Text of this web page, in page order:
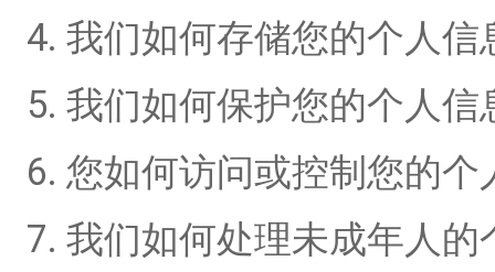
4. 我们如何存储您的个人信
5. 我们如何保护您的个人信
6. 您如何访问或控制您的个
7. 我们如何处理未成年人的